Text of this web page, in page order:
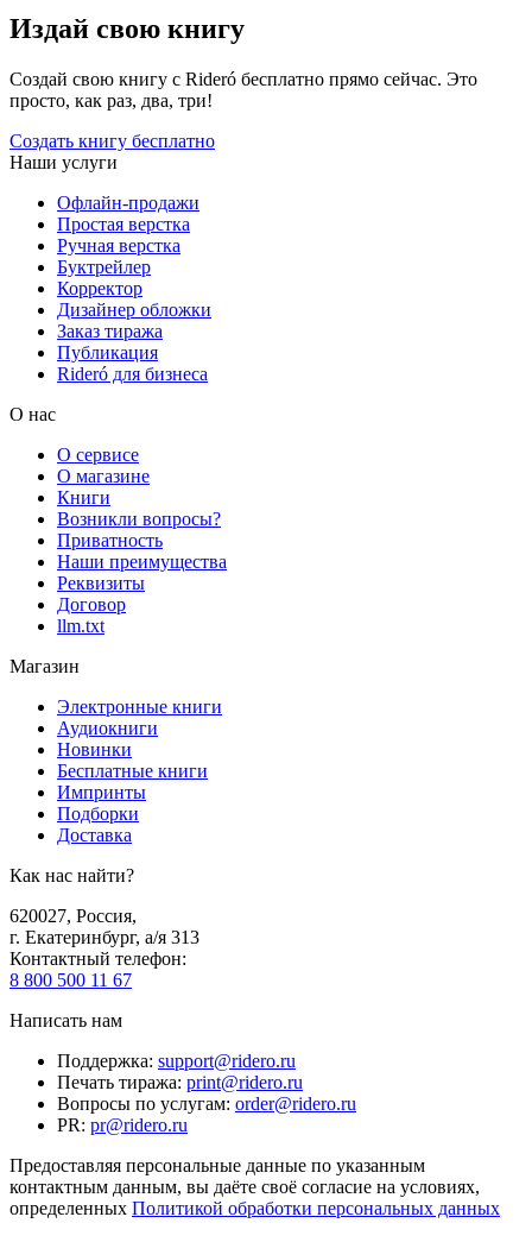
Издай свою книгу
Создай свою книгу с Rideró бесплатно прямо сейчас. Это
просто, как раз, два, три!
Создать книгу бесплатно
Наши услуги
Офлайн-продажи
Простая верстка
Ручная верстка
Буктрейлер
Корректор
Дизайнер обложки
Заказ тиража
Публикация
Rideró для бизнеса
О нас
О сервисе
О магазине
Книги
Возникли вопросы?
Приватность
Наши преимущества
Реквизиты
Договор
llm.txt
Магазин
Электронные книги
Аудиокниги
Новинки
Бесплатные книги
Импринты
Подборки
Доставка
Как нас найти?
620027, Россия,
г. Екатеринбург, а/я 313
Контактный телефон:
8 800 500 11 67
Написать нам
Поддержка: support@ridero.ru
Печать тиража: print@ridero.ru
Вопросы по услугам: order@ridero.ru
PR: pr@ridero.ru
Предоставляя персональные данные по указанным
контактным данным, вы даёте своё согласие на условиях,
определенных Политикой обработки персональных данных